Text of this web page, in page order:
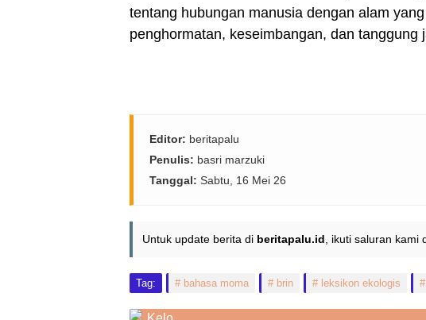
tentang hubungan manusia dengan alam
penghormatan, keseimbangan, dan tanggung
Editor: beritapalu
Penulis: basri marzuki
Tanggal: Sabtu, 16 Mei 26
Untuk update berita di beritapalu.id , ikuti saluran kami
Tag: bahasa moma brin leksikon ekologis